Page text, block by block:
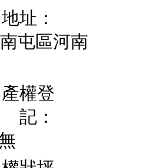
地址：
屯區河南
產權登
記：